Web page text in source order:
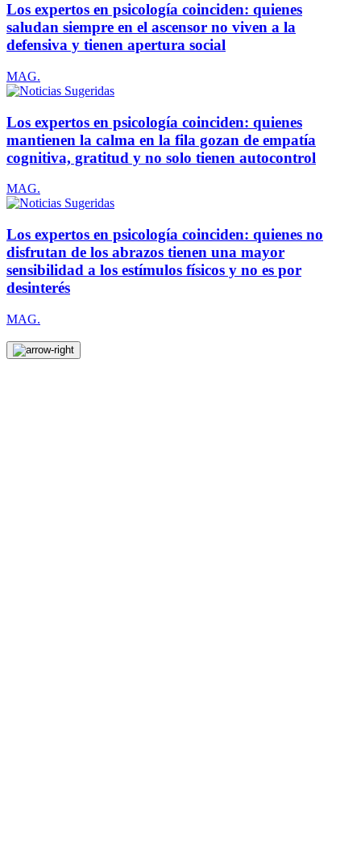
Los expertos en psicología coinciden: quienes
saludan siempre en el ascensor no viven a la
defensiva y tienen apertura social
MAG.
Los expertos en psicología coinciden: quienes
mantienen la calma en la fila gozan de empatía
cognitiva, gratitud y no solo tienen autocontrol
MAG.
Los expertos en psicología coinciden: quienes no
disfrutan de los abrazos tienen una mayor
sensibilidad a los estímulos físicos y no es por
desinterés
MAG.